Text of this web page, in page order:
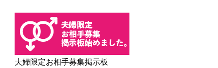
夫婦限定お相手募集掲示板